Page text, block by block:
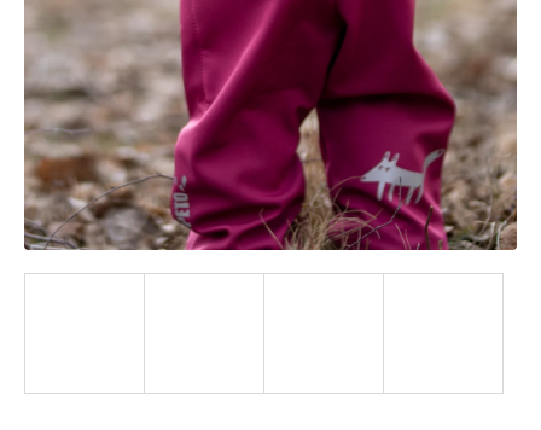
a
j
í
t
?
HLEDAT
o